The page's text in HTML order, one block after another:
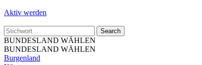
Aktiv werden
BUNDESLAND WÄHLEN
BUNDESLAND WÄHLEN
Burgenland